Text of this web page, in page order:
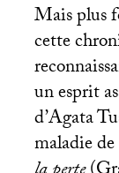
Mais plus
cette
un esprit
d’Agata
maladie